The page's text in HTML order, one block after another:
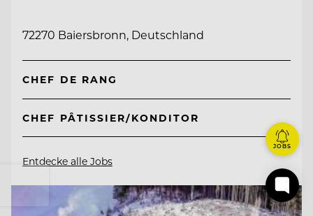
72270 Baiersbronn, Deutschland
CHEF DE RANG
CHEF PÂTISSIER/KONDITOR
Entdecke alle Jobs
JOBS